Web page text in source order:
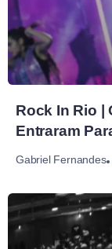
Rock In Rio |
Entraram
Gabriel Fernandes